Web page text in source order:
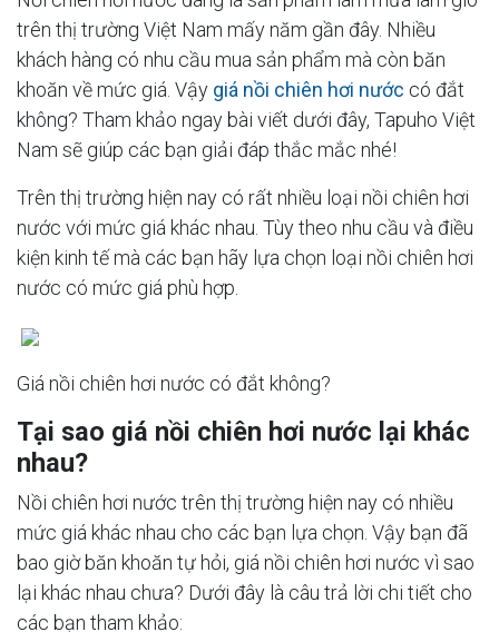
trên thị trường Việt Nam mấy năm gần đây. Nhiều
khách hàng có nhu cầu mua sản phẩm mà còn băn
khoăn về mức giá. Vậy giá nồi chiên hơi nước có đắt
không? Tham khảo ngay bài viết dưới đây, Tapuho Việt
Nam sẽ giúp các bạn giải đáp thắc mắc nhé!
Trên thị trường hiện nay có rất nhiều loại nồi chiên hơi
nước với mức giá khác nhau. Tùy theo nhu cầu và điều
kiện kinh tế mà các bạn hãy lựa chọn loại nồi chiên hơi
nước có mức giá phù hợp.
Giá nồi chiên hơi nước có đắt không?
Tại sao giá nồi chiên hơi nước lại khác
nhau?
Nồi chiên hơi nước trên thị trường hiện nay có nhiều
mức giá khác nhau cho các bạn lựa chọn. Vậy bạn đã
bao giờ băn khoăn tự hỏi, giá nồi chiên hơi nước vì sao
lại khác nhau chưa? Dưới đây là câu trả lời chi tiết cho
các bạn tham khảo: